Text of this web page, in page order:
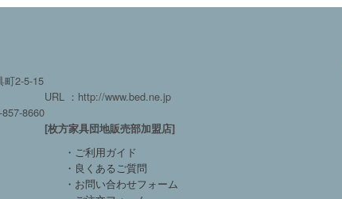
町2-5-15
8660
URL ：http://www.bed.ne.jp
[枚方家具団地販売部加盟店]
・ご利用ガイド
・良くあるご質問
・お問い合わせフォーム